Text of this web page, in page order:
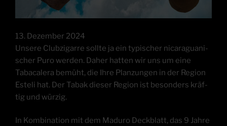
13. Dezem­ber 2024
Unse­re Club­zi­gar­re soll­te ja ein typi­scher nica­ra­gua­ni­
scher Puro wer­den. Daher hat­ten wir uns um eine
Taba­ca­lera bemüht, die Ihre Plan­zun­gen in der Regi­on
Este­li hat. Der Tabak die­ser Regi­on ist beson­ders kräf­
tig und würzig.
In Kom­bi­na­ti­on mit dem Madu­ro Deck­blatt, das 9 Jah­re